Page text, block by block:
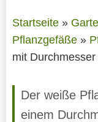
Startseite»
Pflanzgefäße»
mit Durchmesser
Der weiße
einem